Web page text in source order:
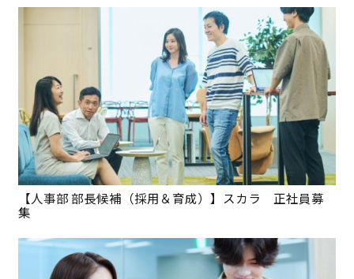
【人事部 部長候補（採用＆育成）】スカラ 正社員募
集